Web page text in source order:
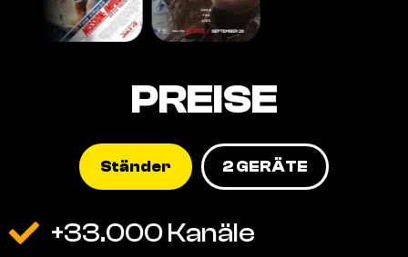
PREISE
Ständer 2 GERÄTE
+33.000 Kanäle